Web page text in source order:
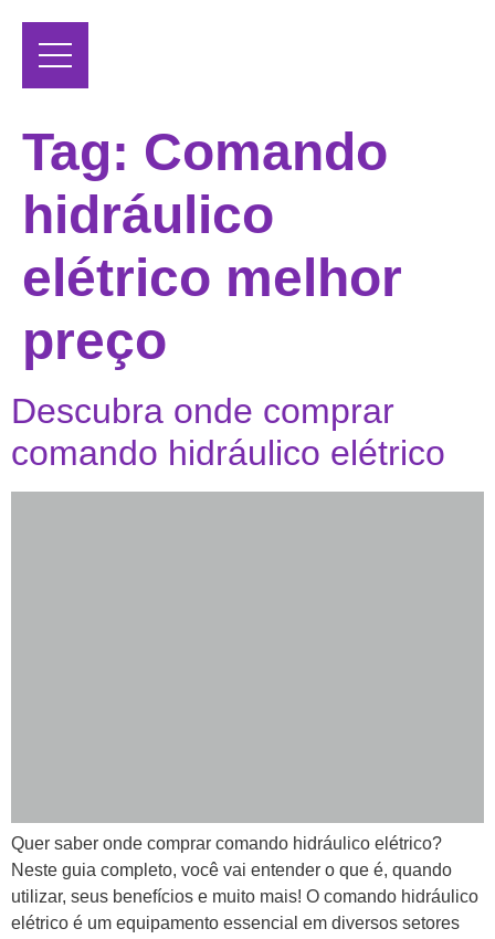
Tag: Comando
hidráulico
elétrico melhor
preço
Descubra onde comprar
comando hidráulico elétrico
Quer saber onde comprar comando hidráulico elétrico?
Neste guia completo, você vai entender o que é, quando
utilizar, seus benefícios e muito mais! O comando hidráulico
elétrico é um equipamento essencial em diversos setores